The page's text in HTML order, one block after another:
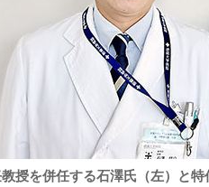
授を併任する石澤氏（左）と特